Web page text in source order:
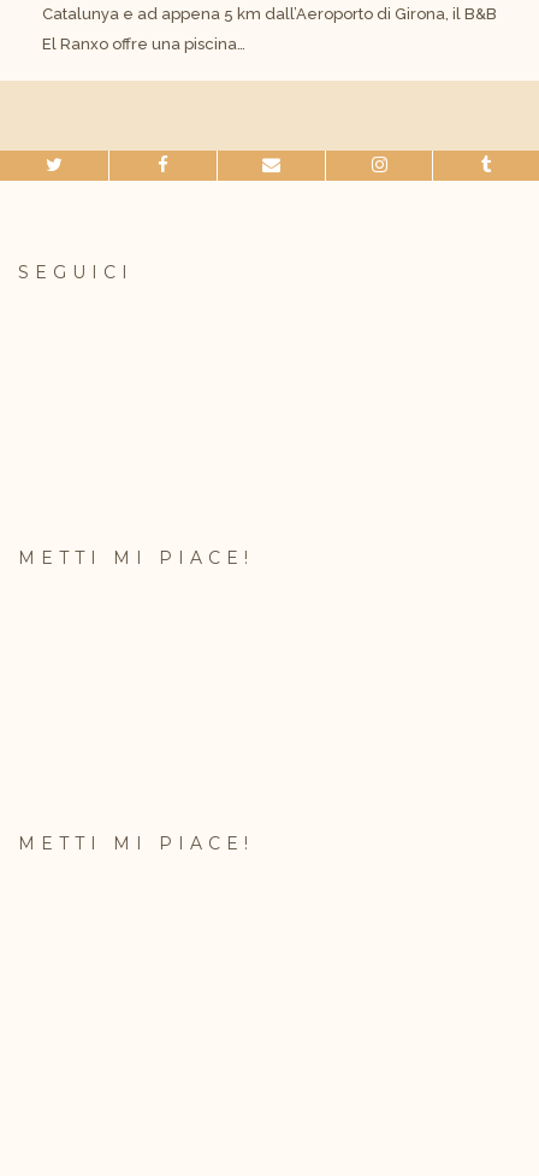
Catalunya e ad appena 5 km dall’Aeroporto di Girona, il B&B
El Ranxo offre una piscina…
SEGUICI
METTI MI PIACE!
METTI MI PIACE!